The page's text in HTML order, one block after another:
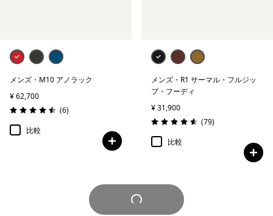
メンズ・M10 アノラック
¥ 62,700
評価: 4.5 / 5
(6レビュー
)
比較
メンズ・R1 サーマル・フルジッ
プ・フーディ
¥ 31,900
評価: 4.6 / 5
(79レビュー
)
比較
さらに見る